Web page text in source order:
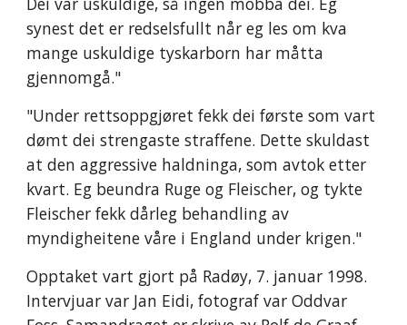
synest det er redselsfullt når eg les om kva
mange uskuldige tyskarborn har måtta
gjennomgå."
"Under rettsoppgjøret fekk dei første som vart
dømt dei strengaste straffene. Dette skuldast
at den aggressive haldninga, som avtok etter
kvart. Eg beundra Ruge og Fleischer, og tykte
Fleischer fekk dårleg behandling av
myndigheitene våre i England under krigen."
Opptaket vart gjort på Radøy, 7. januar 1998.
Intervjuar var Jan Eidi, fotograf var Oddvar